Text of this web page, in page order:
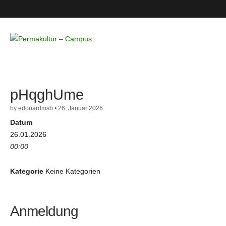
– Campus
pHqghUme
by edouardmsb • 26. Januar 2026
Datum
26.01.2026
00:00
Kategorie Keine Kategorien
Anmeldung